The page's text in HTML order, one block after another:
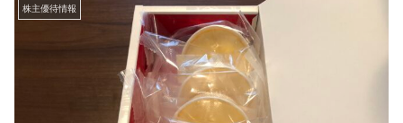
株主優待情報